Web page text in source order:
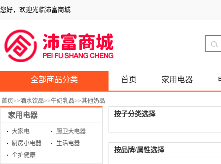
您好，欢迎光临沛富商城
全部商品分类 首页 家用电器
首页>>酒水饮品>>牛奶乳品>>其他奶品
家用电器
大家电
厨卫大电器
厨房小电器
生活电器
个护健康
按子分类选择
按品牌/属性选择